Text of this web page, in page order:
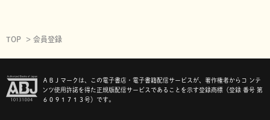
TOP 会員登録
ＡＢＪマークは、この電子書店・電子書籍配信サービスが、著作権者からコ ンテ
ンツ使用許諾を得た正規版配信サービスであることを示す登録商標（登録 番号 第
６０９１７１３号）です。